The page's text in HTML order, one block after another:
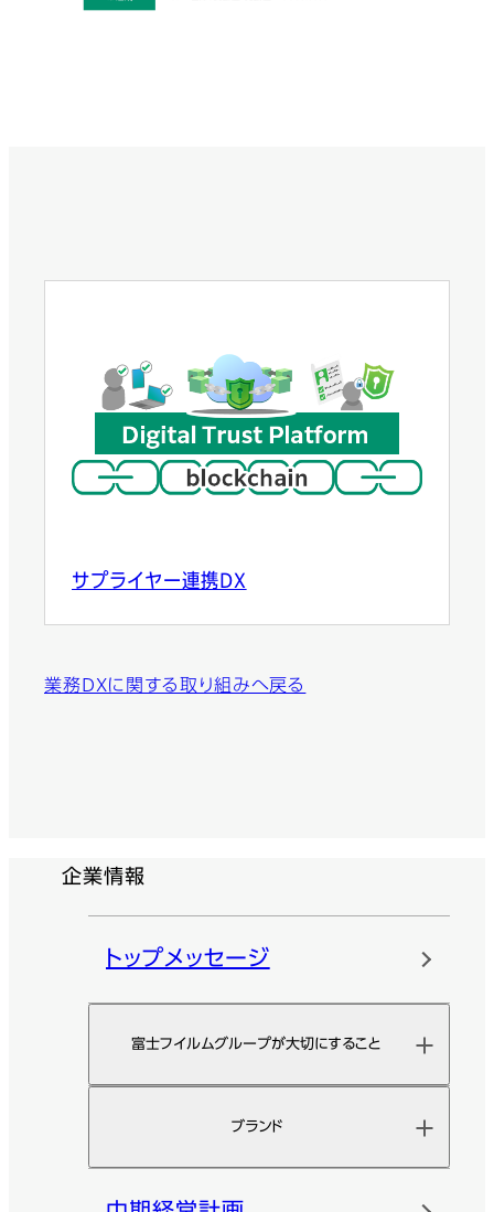
サプライヤー連携DX
業務DXに関する取り組みへ戻る
企業情報
トップメッセージ
富士フイルムグループが大切にすること
ブランド